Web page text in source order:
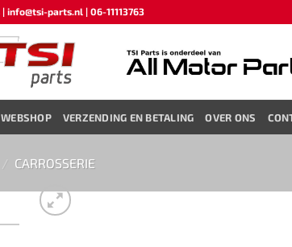
info@tsi-parts.nl | 06-11113763
WEBSHOP VERZENDING EN BETALING OVER ONS
/ CARROSSERIE